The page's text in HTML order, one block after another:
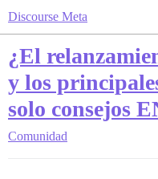
Discourse Meta
¿El
y los
solo consejos
Comunidad